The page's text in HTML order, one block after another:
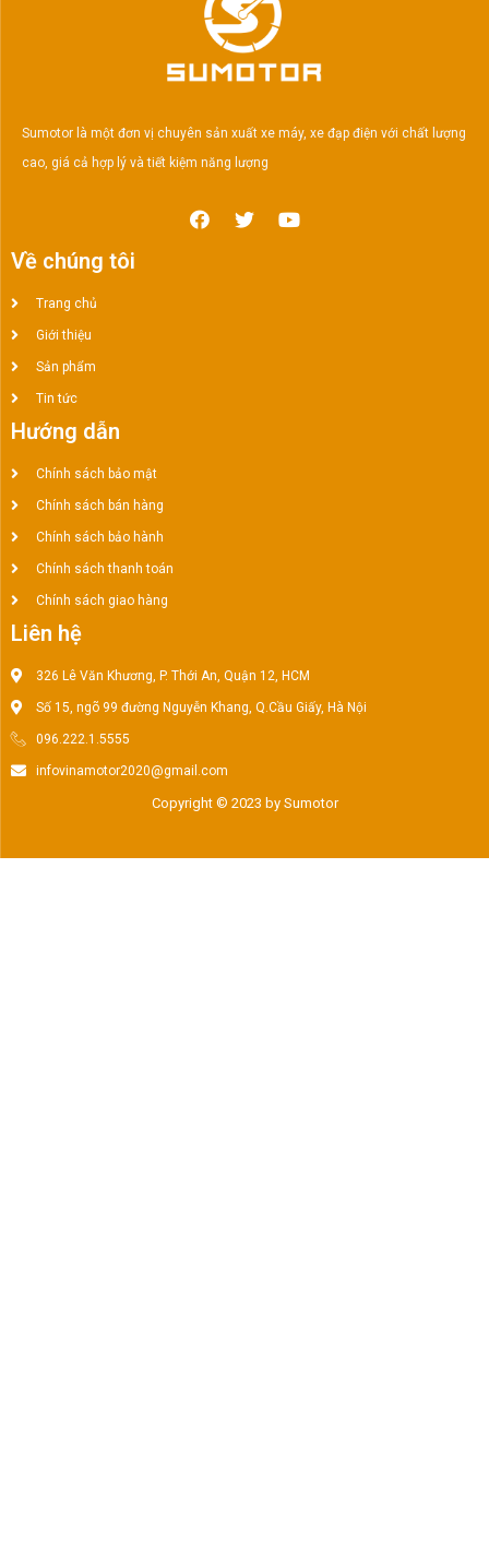
Sumotor là một đơn vị chuyên sản xuất xe máy, xe đạp điện với chất lượng
cao, giá cả hợp lý và tiết kiệm năng lượng
Về chúng tôi
Trang chủ
Giới thiệu
Sản phẩm
Tin tức
Hướng dẫn
Chính sách bảo mật
Chính sách bán hàng
Chính sách bảo hành
Chính sách thanh toán
Chính sách giao hàng
Liên hệ
326 Lê Văn Khương, P. Thới An, Quận 12, HCM
Số 15, ngõ 99 đường Nguyễn Khang, Q.Cầu Giấy, Hà Nội
096.222.1.5555
infovinamotor2020@gmail.com
Copyright © 2023 by Sumotor